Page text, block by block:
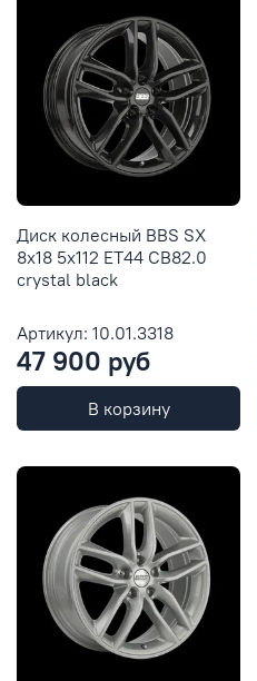
Диск колесный BBS SX
8x18 5x112 ET44 CB82.0
crystal black
Артикул: 10.01.3318
47 900 руб
В корзину